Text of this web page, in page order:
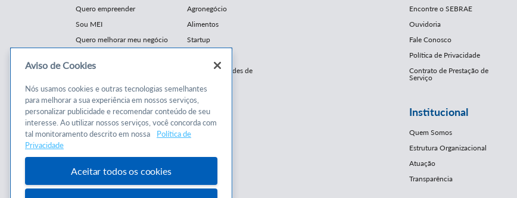
Quero empreender
Sou MEI
Quero melhorar meu negócio
Cursos e
Conteúdos
Cursos
Consultorias
Programas
Agronegócio
Alimentos
Startup
Franquias / Redes de
Moda
Moveleiro
Saúde
Turismo
Mercopar
Encontre o SEBRAE
Ouvidoria
Fale Conosco
Política de Privacidade
Contrato de Prestação de
Serviço
Institucional
Quem Somos
Estrutura Organizacional
Atuação
Transparência
Aviso de Cookies
Nós usamos cookies e outras tecnologias semelhantes
para melhorar a sua experiência em nossos serviços,
personalizar publicidade e recomendar conteúdo de seu
interesse. Ao utilizar nossos serviços, você concorda com
tal monitoramento descrito em nossa
Política de
Privacidade
Aceitar todos os cookies